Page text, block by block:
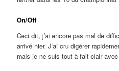
On/Off
Ceci dit, j’ai encore pas mal de
arrivé hier. J’ai cru digérer
mais je ne suis tout à fait clair